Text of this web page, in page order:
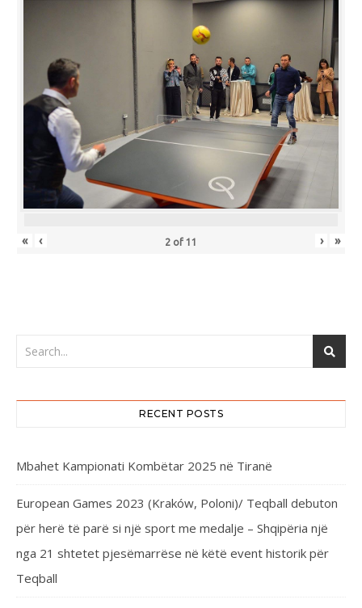
« ‹ 2 of 11 › »
RECENT POSTS
Mbahet Kampionati Kombëtar 2025 në Tiranë
European Games 2023 (Kraków, Poloni)/ Teqball debuton
për herë të parë si një sport me medalje – Shqipëria një
nga 21 shtetet pjesëmarrëse në këtë event historik për
Teqball